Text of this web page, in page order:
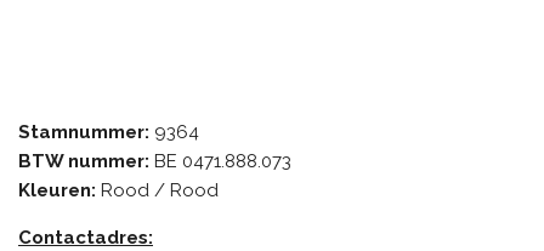
Stamnummer: 9364
BTW nummer: BE 0471.888.073
Kleuren: Rood / Rood
Contactadres: